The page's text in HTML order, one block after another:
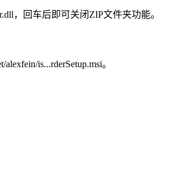
，回车后即可关闭ZIP文件夹功能。
is...rderSetup.msi。